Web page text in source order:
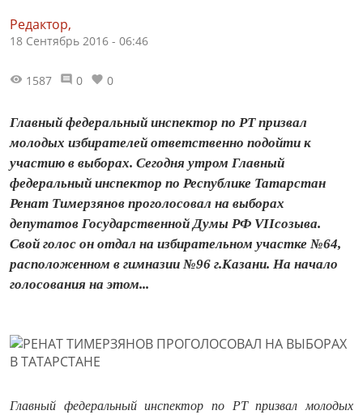
Редактор,
18 Сентябрь 2016 - 06:46
1587 0 0
Главный федеральный инспектор по РТ призвал
молодых избирателей ответственно подойти к
участию в выборах. Сегодня утром Главный
федеральный инспектор по Республике Татарстан
Ренат Тимерзянов проголосовал на выборах
депутатов Государственной Думы РФ VIIсозыва.
Свой голос он отдал на избирательном участке №64,
расположенном в гимназии №96 г.Казани. На начало
голосования на этом...
Главный федеральный инспектор по РТ призвал молодых